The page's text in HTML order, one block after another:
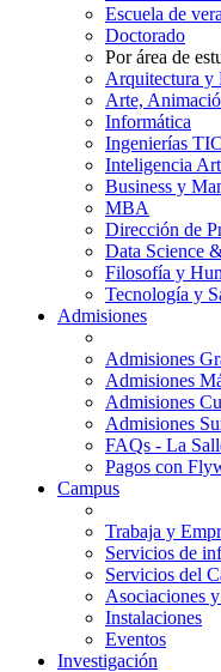
Escuela de
Doctorado
Por área de
Arquitectura y
Arte,
Informática
Ingenierías TIC
Inteligencia
Business y
MBA
Dirección de
Data Science
Filosofía y
Tecnología y
Admisiones
Admisiones
Admisiones
Admisiones
Admisiones
FAQs - La
Pagos con
Campus
Trabaja y
Servicios de
Servicios del
Asociaciones
Instalaciones
Eventos
Investigación